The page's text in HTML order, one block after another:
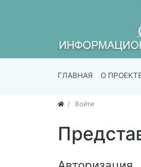
ГЛАВНАЯ О
Войти